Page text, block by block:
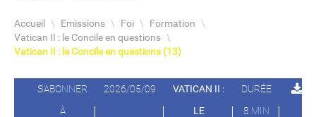
Accueil \ Emissions \ Foi \ Formation \
Vatican II : le Concile en questions \
Vatican II : le Concile en questions (13)
S'ABONNER
À
2026/05/09
VATICAN II :
LE
DURÉE
8 MIN